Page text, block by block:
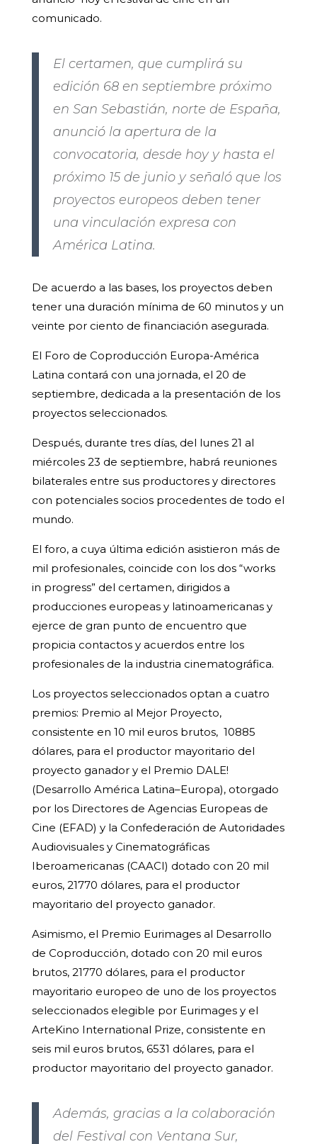
comunicado.
El certamen, que cumplirá su
edición 68 en septiembre próximo
en San Sebastián, norte de España,
anunció la apertura de la
convocatoria, desde hoy y hasta el
próximo 15 de junio y señaló que los
proyectos europeos deben tener
una vinculación expresa con
América Latina.
De acuerdo a las bases, los proyectos deben
tener una duración mínima de 60 minutos y un
veinte por ciento de financiación asegurada.
El Foro de Coproducción Europa-América
Latina contará con una jornada, el 20 de
septiembre, dedicada a la presentación de los
proyectos seleccionados.
Después, durante tres días, del lunes 21 al
miércoles 23 de septiembre, habrá reuniones
bilaterales entre sus productores y directores
con potenciales socios procedentes de todo el
mundo.
El foro, a cuya última edición asistieron más de
mil profesionales, coincide con los dos “works
in progress” del certamen, dirigidos a
producciones europeas y latinoamericanas y
ejerce de gran punto de encuentro que
propicia contactos y acuerdos entre los
profesionales de la industria cinematográfica.
Los proyectos seleccionados optan a cuatro
premios: Premio al Mejor Proyecto,
consistente en 10 mil euros brutos, 10885
dólares, para el productor mayoritario del
proyecto ganador y el Premio DALE!
(Desarrollo América Latina–Europa), otorgado
por los Directores de Agencias Europeas de
Cine (EFAD) y la Confederación de Autoridades
Audiovisuales y Cinematográficas
Iberoamericanas (CAACI) dotado con 20 mil
euros, 21770 dólares, para el productor
mayoritario del proyecto ganador.
Asimismo, el Premio Eurimages al Desarrollo
de Coproducción, dotado con 20 mil euros
brutos, 21770 dólares, para el productor
mayoritario europeo de uno de los proyectos
seleccionados elegible por Eurimages y el
ArteKino International Prize, consistente en
seis mil euros brutos, 6531 dólares, para el
productor mayoritario del proyecto ganador.
Además, gracias a la colaboración
del Festival con Ventana Sur,